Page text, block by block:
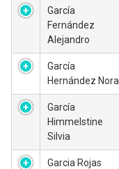
García
Fernández
Alejandro
García
Hernández Nora
García
Himmelstine
Silvia
Garcia Rojas